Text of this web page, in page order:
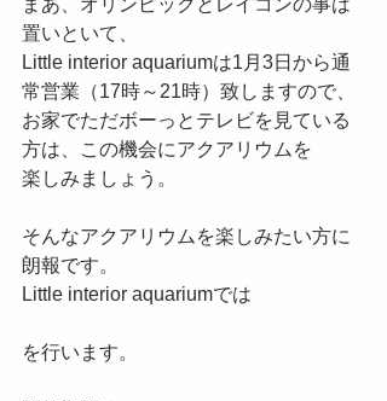
まあ、オリンピックとレイコンの事は
置いといて、
Little interior aquariumは1月3日から通
常営業（17時～21時）致しますので、
お家でただボーっとテレビを見ている
方は、この機会にアクアリウムを
楽しみましょう。
そんなアクアリウムを楽しみたい方に
朗報です。
Little interior aquariumでは
を行います。